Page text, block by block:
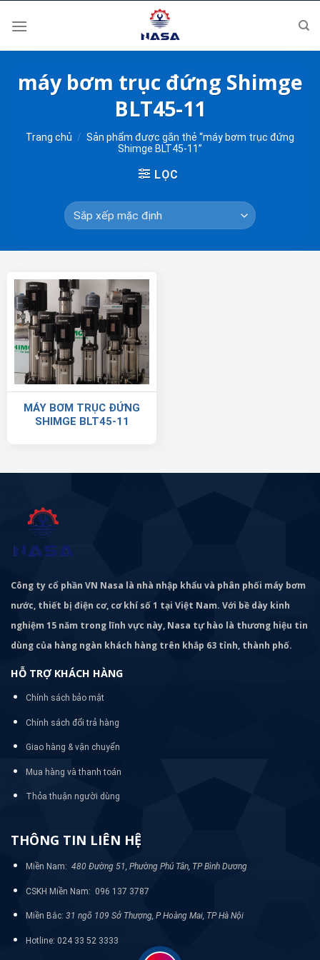
máy bơm trục đứng Shimge
BLT45-11
Trang chủ / Sản phẩm được gắn thẻ “máy bơm trục đứng
Shimge BLT45-11”
LỌC
MÁY BƠM TRỤC ĐỨNG
SHIMGE BLT45-11
Công ty cổ phần VN Nasa là nhà nhập khẩu và phân phối máy bơm
nước, thiết bị điện cơ, cơ khí số 1 tại Việt Nam. Với bề dày kinh
nghiệm 15 năm trong lĩnh vực này, Nasa tự hào là thương hiệu tin
dùng của hàng ngàn khách hàng trên khắp 63 tỉnh, thành phố.
HỖ TRỢ KHÁCH HÀNG
Chính sách bảo mật
Chính sách đổi trả hàng
Giao hàng & vận chuyển
Mua hàng và thanh toán
Thỏa thuận người dùng
THÔNG TIN LIÊN HỆ
Miền Nam: 480 Đường 51, Phường Phú Tân, TP Bình Dương
CSKH Miền Nam: 096 137 3787
Miền Bắc: 31 ngõ 109 Sở Thượng, P Hoàng Mai, TP Hà Nội
Hotline: 024 33 52 3333